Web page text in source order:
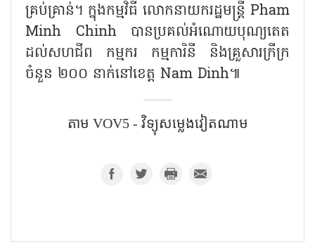
តាងនាមថ្នាក់ដឹកនាំបក្ស និងរដ្ឋ លោកនាយករដ្ឋ
មន្ត្រីបានកត់សម្គាល់ថា ថ្នាក់ដឹកនាំខេត្ត Nam
Dinh បានរៀបចំពិធីបុណ្យចូលឆ្នាំថ្មីប្រកបដោយ
សុវត្ថិភាព និងសន្សំសំចៃសម្រាប់ប្រជាជន; ជា
ពិសេសអ្នកទទួលផលគោលនយោបាយ ជនក្រីក្រ
ជួបការលំបាក និងជនមានស្ថានភាពលំបាកខ្លាំង
គ្រប់គ្រាន់។ ក្នុងកម្មវិធី លោកនាយករដ្ឋមន្ត្រី Pham